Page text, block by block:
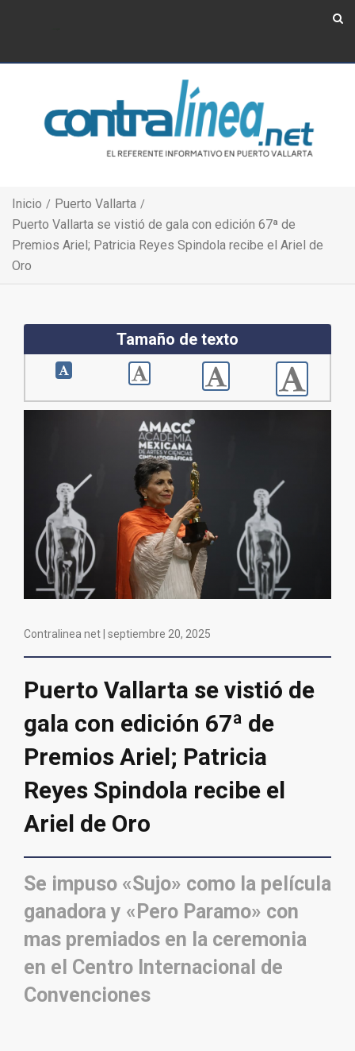
Inicio
Puerto Vallarta
Puerto Vallarta se vistió de gala con edición 67ª de
Premios Ariel; Patricia Reyes Spindola recibe el Ariel de
Oro
Tamaño de texto
Contralinea net | septiembre 20, 2025
Puerto Vallarta se vistió de
gala con edición 67ª de
Premios Ariel; Patricia
Reyes Spindola recibe el
Ariel de Oro
Se impuso «Sujo» como la película
ganadora y «Pero Paramo» con
mas premiados en la ceremonia
en el Centro Internacional de
Convenciones